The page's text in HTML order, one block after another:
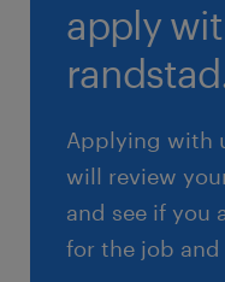
※【 上限4万まで
支給あり、弊社規
apply
Applying with
will review
and see if you
for the job